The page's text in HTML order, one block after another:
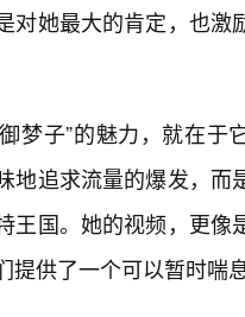
对她最大的肯定，也
梦子”的魅力，就在于
地追求流量的爆发，
王国。她的视频，更
提供了一个可以暂时喘